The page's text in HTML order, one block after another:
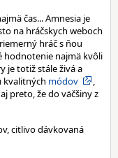
čas... Amnesia je
na hráčskych weboch
hráč s ňou
hodnotenie najmä kvôli
je totiž stále živá a
kvalitných módov
,
preto, že do väčšiny z
citlivo dávkovaná